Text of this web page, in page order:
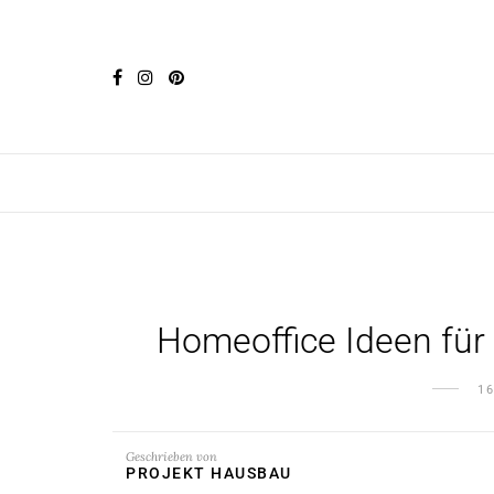
Homeoffice Ideen
Geschrieben von
PROJEKT HAUSBAU